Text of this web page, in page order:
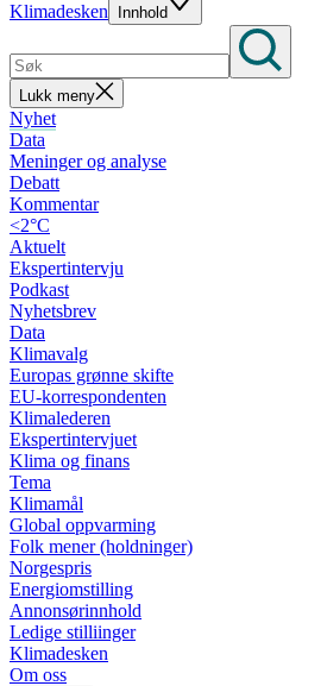
Klimadesken Innhold
Lukk meny
Nyhet
Data
Meninger og analyse
Debatt
Kommentar
<2°C
Aktuelt
Ekspertintervju
Podkast
Nyhetsbrev
Data
Klimavalg
Europas grønne skifte
EU-korrespondenten
Klimalederen
Ekspertintervjuet
Klima og finans
Tema
Klimamål
Global oppvarming
Folk mener (holdninger)
Norgespris
Energiomstilling
Annonsørinnhold
Ledige stilliinger
Klimadesken
Om oss